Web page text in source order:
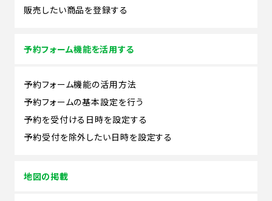
販売したい商品を登録する
予約フォーム機能を活用する
予約フォーム機能の活用方法
予約フォームの基本設定を行う
予約を受付ける日時を設定する
予約受付を除外したい日時を設定する
地図の掲載